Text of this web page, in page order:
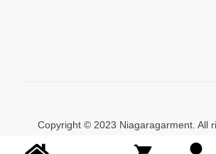
Copyright © 2023 Niagaragarment. All